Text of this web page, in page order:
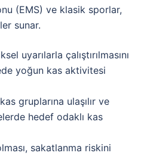
(EMS) ve klasik sporlar,
sunar.
uyarılarla çalıştırılmasını
yoğun kas aktivitesi
gruplarına ulaşılır ve
hedef odaklı kas
sakatlanma riskini